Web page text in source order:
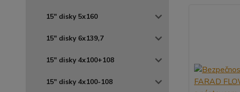
15" disky 5x160
15" disky 6x139,7
15" disky 4x100+108
15" disky 4x100-108